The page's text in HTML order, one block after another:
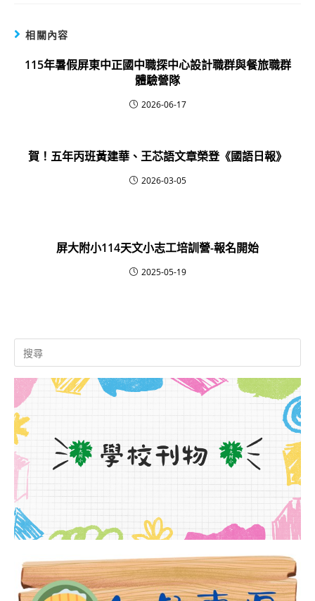
相關內容
115年暑假屏東中正國中職探中心設計職群與餐旅職群
體驗營隊
2026-06-17
賀！五年丙班黃建華、王芯語文章榮登《國語日報》
2026-03-05
屏大附小114天文小志工培訓營-報名開始
2025-05-19
Search
for: